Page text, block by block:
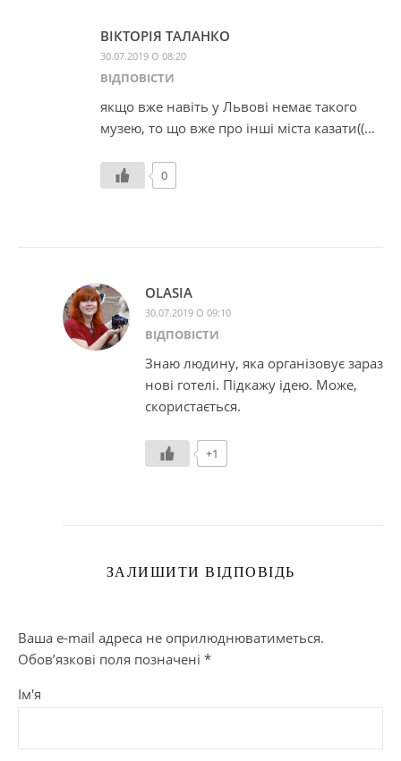
ВІКТОРІЯ ТАЛАНКО
30.07.2019 О 08:20
ВІДПОВІCТИ
якщо вже навіть у Львові немає такого
музею, то що вже про інші міста казати((…
0
OLASIA
30.07.2019 О 09:10
ВІДПОВІCТИ
Знаю людину, яка організовує зараз
нові готелі. Підкажу ідею. Може,
скористається.
+1
ЗАЛИШИТИ ВІДПОВІДЬ
Ваша e-mail адреса не оприлюднюватиметься.
Обов’язкові поля позначені *
Ім'я